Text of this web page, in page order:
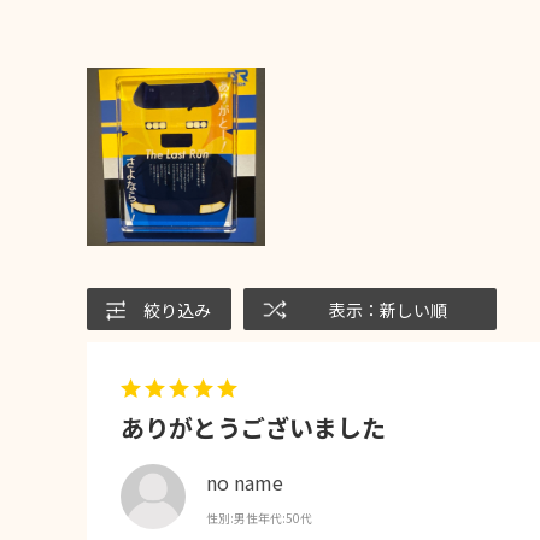
絞り込み 表示：新しい順
ありがとうございました
no name
性別:男性年代:50代